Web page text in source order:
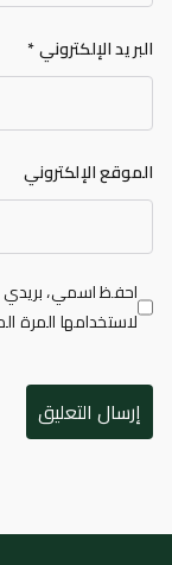
البريد الإلكتروني*
الموقع الإلكتروني
احفظ اسمي، بريدي
لاستخدامها المرة